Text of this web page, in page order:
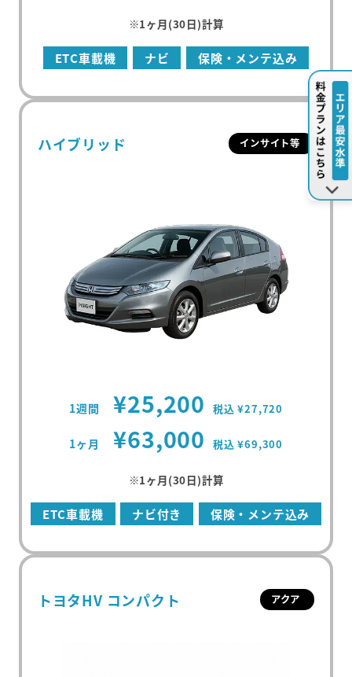
※1ヶ月(30日)計算
ETC車載機 ナビ 保険・メンテ込み
ハイブリッド インサイト等
1週間 ¥25,200 税込 ¥27,720
1ヶ月 ¥63,000 税込 ¥69,300
※1ヶ月(30日)計算
ETC車載機 ナビ付き 保険・メンテ込み
トヨタHV コンパクト アクア